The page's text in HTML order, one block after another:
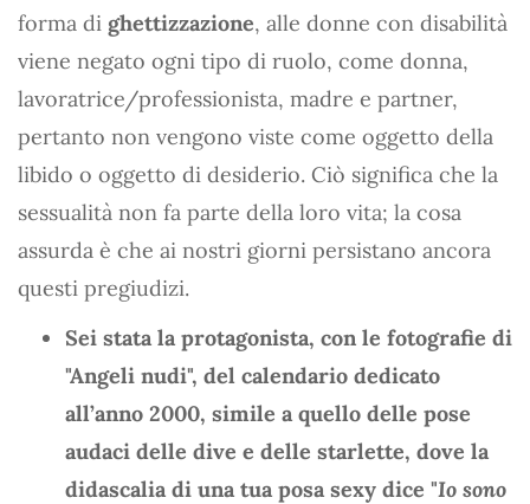
forma di ghettizzazione, alle donne con disabilità
viene negato ogni tipo di ruolo, come donna,
lavoratrice/professionista, madre e partner,
pertanto non vengono viste come oggetto della
libido o oggetto di desiderio. Ciò significa che la
sessualità non fa parte della loro vita; la cosa
assurda è che ai nostri giorni persistano ancora
questi pregiudizi.
Sei stata la protagonista, con le fotografie di
"Angeli nudi", del calendario dedicato
all’anno 2000, simile a quello delle pose
audaci delle dive e delle starlette, dove la
didascalia di una tua posa sexy dice "Io sono